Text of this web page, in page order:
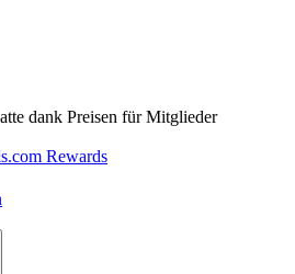
dank Preisen für Mitglieder
Rewards